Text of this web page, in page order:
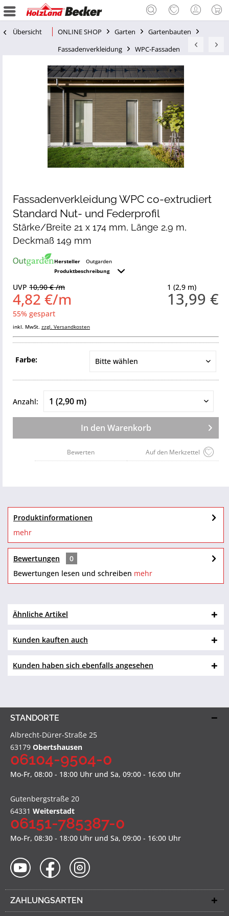
Übersicht ONLINE SHOP Garten
Gartenbauten
Fassadenverkleidung
WPC-Fassaden
Fassadenverkleidung WPC co-extrudiert
Standard Nut- und Federprofil
Stärke/Breite 21 x 174 mm, Länge 2,9 m,
Deckmaß 149 mm
Hersteller
Outgarden
Produktbeschreibung
1 (2,9 m)
13,99 €
UVP 10,90 € /m
4,82 €/m
55% gespart
inkl. MwSt. zzgl. Versandkosten
Farbe:
Anzahl:
In den Warenkorb
Auf den Merkzettel
Bewerten
Produktinformationen
mehr
Bewertungen
0
Bewertungen lesen und schreiben mehr
Ähnliche Artikel
Kunden kauften auch
Kunden haben sich ebenfalls angesehen
STANDORTE
Albrecht-Dürer-Straße 25
63179 Obertshausen
06104-9504-0
Mo-Fr, 08:00 - 18:00 Uhr und Sa, 09:00 - 16:00 Uhr
Gutenbergstraße 20
64331 Weiterstadt
06151-785387-0
Mo-Fr, 08:30 - 18:00 Uhr und Sa, 09:00 - 16:00 Uhr
ZAHLUNGSARTEN